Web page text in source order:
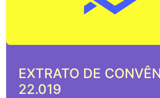
EXTRATO DE
22.019